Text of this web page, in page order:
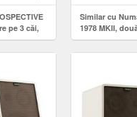
pe 3 căi,
maro,
Similar cu
1978 MKII,
negru, capac
suporturi